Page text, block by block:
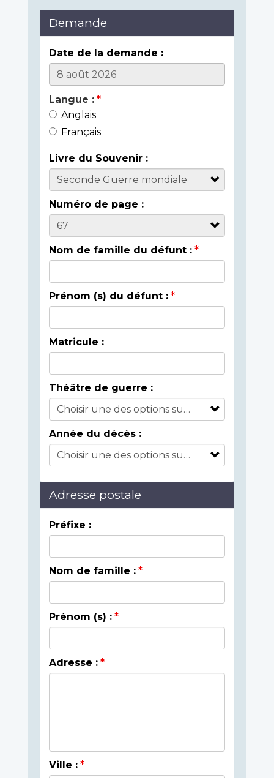
Demande
Date de la demande :
Langue :
Anglais
Français
Livre du Souvenir :
Numéro de page :
Nom de famille du défunt :
Prénom (s) du défunt :
Matricule :
Théâtre de guerre :
Année du décès :
Adresse postale
Préfixe :
Nom de famille :
Prénom (s) :
Adresse :
Ville :